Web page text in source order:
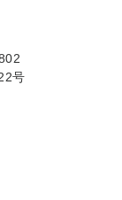
号